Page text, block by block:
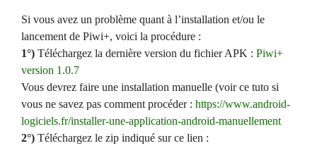
Si vous avez un problème quant à l’installation et/ou le
lancement de Piwi+, voici la procédure :
1°) Téléchargez la dernière version du fichier APK : Piwi+
version 1.0.7
Vous devrez faire une installation manuelle (voir ce tuto si
vous ne savez pas comment procéder : https://www.android-
logiciels.fr/installer-une-application-android-manuellement
2°) Téléchargez le zip indiqué sur ce lien :